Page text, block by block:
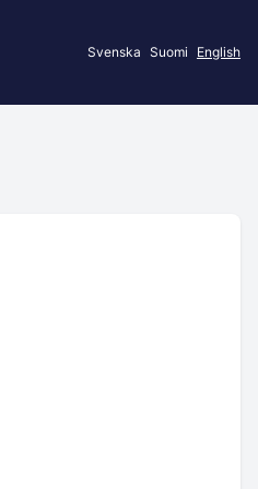
Svenska Suomi English